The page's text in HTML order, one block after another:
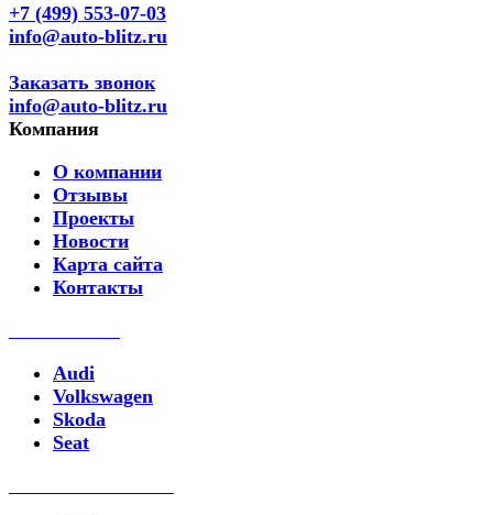
+7 (499) 553-07-03
info@auto-blitz.ru
Заказать звонок
info@auto-blitz.ru
Компания
О компании
Отзывы
Проекты
Новости
Карта сайта
Контакты
Audi
Volkswagen
Skoda
Seat